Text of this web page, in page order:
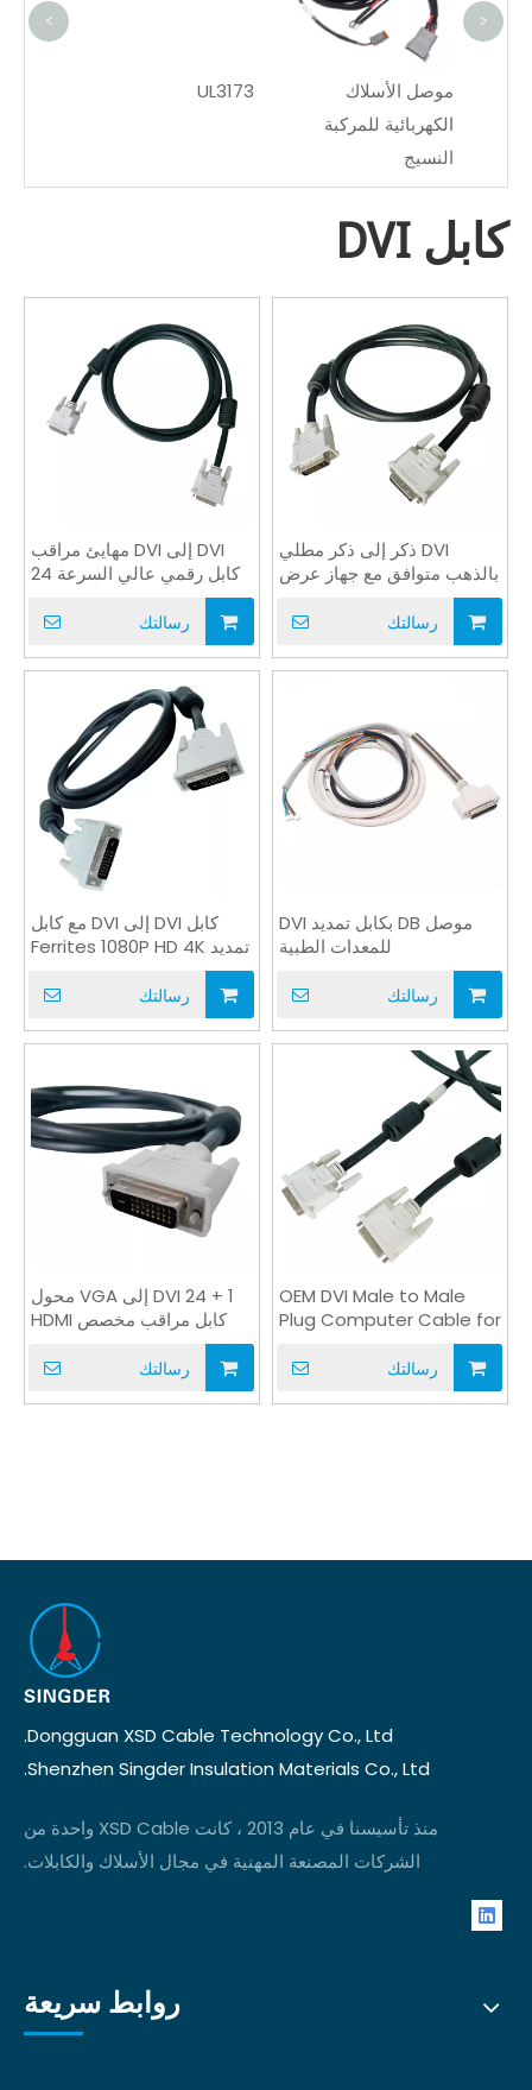
UL3173
موصل الأسلاك
الكهربائية للمركبة
النسيج
< >
كابل DVI
DVI إلى DVI مهايئ مراقب
كابل رقمي عالي السرعة 24
رسالتك
DVI ذكر إلى ذكر مطلي
بالذهب متوافق مع جهاز عرض
رسالتك
كابل DVI إلى DVI مع كابل
تمديد Ferrites 1080P HD 4K
رسالتك
موصل DB بكابل تمديد DVI
للمعدات الطبية
رسالتك
DVI 24 + 1 إلى VGA محول
كابل مراقب مخصص HDMI
رسالتك
OEM DVI Male to Male
Plug Computer Cable for
رسالتك
Dongguan XSD Cable Technology Co., Ltd.
Shenzhen Singder Insulation Materials Co., Ltd.
منذ تأسيسنا في عام 2013 ، كانت XSD Cable واحدة من
الشركات المصنعة المهنية في مجال الأسلاك والكابلات.
روابط سريعة